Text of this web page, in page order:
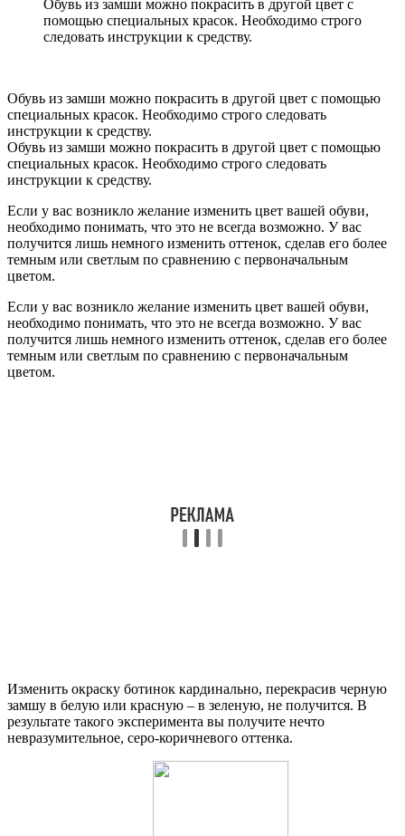
Обувь из замши можно покрасить в другой цвет с
помощью специальных красок. Необходимо строго
следовать инструкции к средству.
Обувь из замши можно покрасить в другой цвет с помощью
специальных красок. Необходимо строго следовать
инструкции к средству.
Обувь из замши можно покрасить в другой цвет с помощью
специальных красок. Необходимо строго следовать
инструкции к средству.
Если у вас возникло желание изменить цвет вашей обуви,
необходимо понимать, что это не всегда возможно. У вас
получится лишь немного изменить оттенок, сделав его более
темным или светлым по сравнению с первоначальным
цветом.
Если у вас возникло желание изменить цвет вашей обуви,
необходимо понимать, что это не всегда возможно. У вас
получится лишь немного изменить оттенок, сделав его более
темным или светлым по сравнению с первоначальным
цветом.
Изменить окраску ботинок кардинально, перекрасив черную
замшу в белую или красную – в зеленую, не получится. В
результате такого эксперимента вы получите нечто
невразумительное, серо-коричневого оттенка.